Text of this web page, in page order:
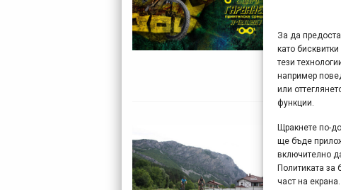
За да
като
тези
например
или
функции.
Щракнете по-
ще бъде
включително
Политиката за
част на екрана.
АМ/
богати
Враца
2017
апр. 09,